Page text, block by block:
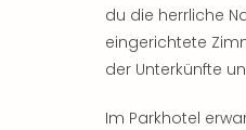
du die herrliche
eingerichtete
der Unterkünfte
Im Parkhotel